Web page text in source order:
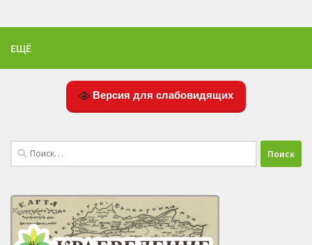
ЕЩЁ
Версия для слабовидящих
Найти: